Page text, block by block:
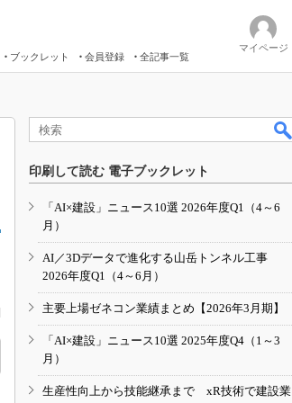
ブックレット 会員登録 全記事一覧
マイページ
印刷して読む 電子ブックレット
「AI×建設」ニュース10選 2026年度Q1（4～6
月）
AI／3Dデータで進化する山岳トンネル工事
2026年度Q1（4～6月）
主要上場ゼネコン業績まとめ【2026年3月期】
「AI×建設」ニュース10選 2025年度Q4（1～3
月）
生産性向上から技能継承まで xR技術で建設業